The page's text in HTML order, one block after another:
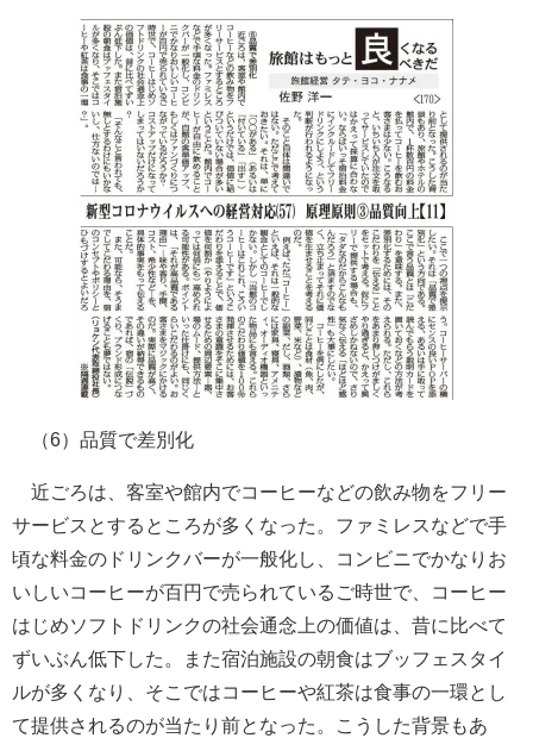
（6）品質で差別化
近ごろは、客室や館内でコーヒーなどの飲み物をフリー
サービスとするところが多くなった。ファミレスなどで手
頃な料金のドリンクバーが一般化し、コンビニでかなりお
いしいコーヒーが百円で売られているご時世で、コーヒー
はじめソフトドリンクの社会通念上の価値は、昔に比べて
ずいぶん低下した。また宿泊施設の朝食はブッフェスタイ
ルが多くなり、そこではコーヒーや紅茶は食事の一環とし
て提供されるのが当たり前となった。こうした背景もあ